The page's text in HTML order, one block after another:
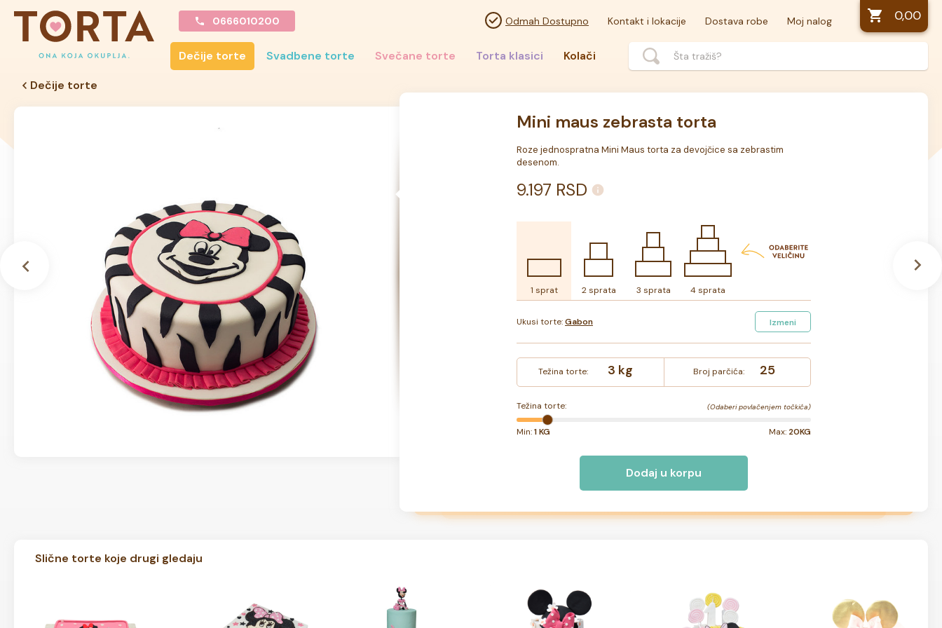
0666010200 Odmah Dostupno Kontakt i lokacije Dostava robe Moj nalog 0,00
Dečije torte Svadbene torte Svečane torte Torta klasici
Kolači
Dečije torte
Mini maus zebrasta torta
Roze jednospratna Mini Maus torta za devojčice sa zebrastim
desenom.
9.197 RSD
1 sprat 2 sprata 3 sprata 4 sprata
Ukusi torte:Gabon Izmeni
Težina torte: 3 kg Broj parčića: 25
Težina torte: (Odaberi povlačenjem točkića)
Min:1 KG Max: 20KG
Dodaj u korpu
Slične torte koje drugi gledaju